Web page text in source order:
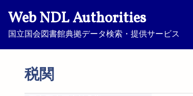
Web NDL Authorities
国立国会図書館典拠データ検索・提供サービス
税関